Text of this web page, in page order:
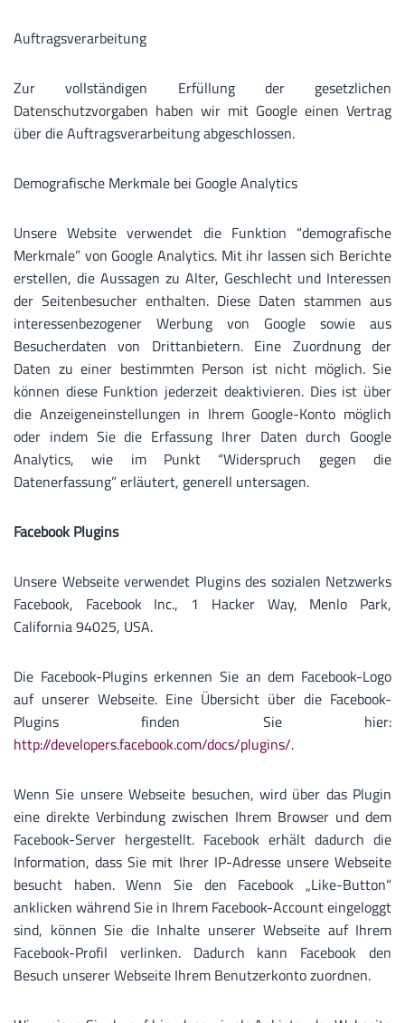
Auftragsverarbeitung
Zur vollständigen Erfüllung der gesetzlichen
Datenschutzvorgaben haben wir mit Google einen Vertrag
über die Auftragsverarbeitung abgeschlossen.
Demografische Merkmale bei Google Analytics
Unsere Website verwendet die Funktion “demografische
Merkmale” von Google Analytics. Mit ihr lassen sich Berichte
erstellen, die Aussagen zu Alter, Geschlecht und Interessen
der Seitenbesucher enthalten. Diese Daten stammen aus
interessenbezogener Werbung von Google sowie aus
Besucherdaten von Drittanbietern. Eine Zuordnung der
Daten zu einer bestimmten Person ist nicht möglich. Sie
können diese Funktion jederzeit deaktivieren. Dies ist über
die Anzeigeneinstellungen in Ihrem Google-Konto möglich
oder indem Sie die Erfassung Ihrer Daten durch Google
Analytics, wie im Punkt “Widerspruch gegen die
Datenerfassung” erläutert, generell untersagen.
Facebook Plugins
Unsere Webseite verwendet Plugins des sozialen Netzwerks
Facebook, Facebook Inc., 1 Hacker Way, Menlo Park,
California 94025, USA.
Die Facebook-Plugins erkennen Sie an dem Facebook-Logo
auf unserer Webseite. Eine Übersicht über die Facebook-
Plugins finden Sie hier:
http://developers.facebook.com/docs/plugins/.
Wenn Sie unsere Webseite besuchen, wird über das Plugin
eine direkte Verbindung zwischen Ihrem Browser und dem
Facebook-Server hergestellt. Facebook erhält dadurch die
Information, dass Sie mit Ihrer IP-Adresse unsere Webseite
besucht haben. Wenn Sie den Facebook „Like-Button“
anklicken während Sie in Ihrem Facebook-Account eingeloggt
sind, können Sie die Inhalte unserer Webseite auf Ihrem
Facebook-Profil verlinken. Dadurch kann Facebook den
Besuch unserer Webseite Ihrem Benutzerkonto zuordnen.